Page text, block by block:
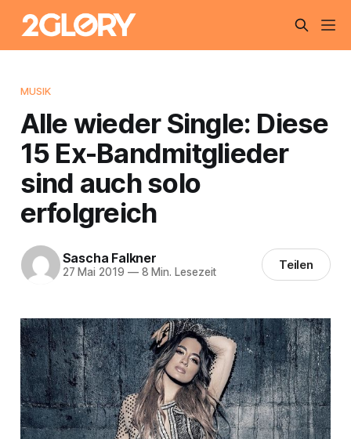
MUSIK
Alle wieder Single: Diese
15 Ex-Bandmitglieder
sind auch solo
erfolgreich
Sascha Falkner
27 Mai 2019 —8 Min. Lesezeit Teilen